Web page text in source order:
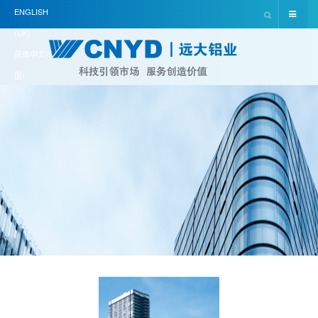
ENGLISH
(UK)
简体中文(中
国)